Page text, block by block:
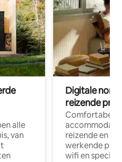
alle
van
Digitale
reizende
Comfortabele
reizende en
werkende
wifi en